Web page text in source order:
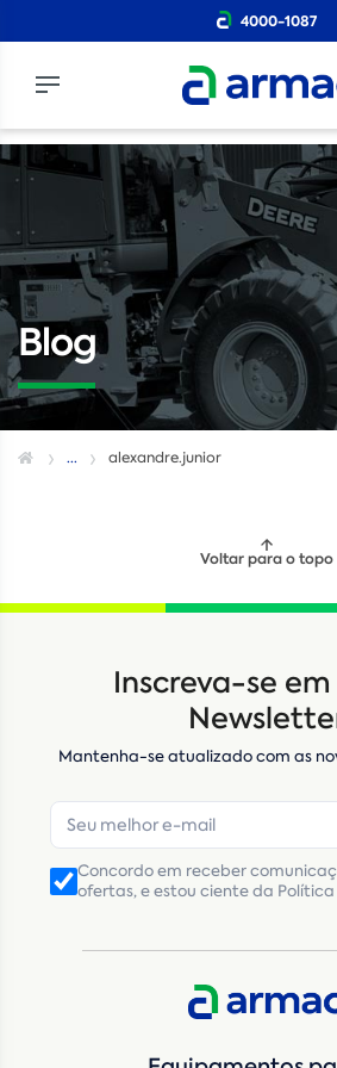
4000-1087
Blog
... alexandre.junior
Voltar para o topo
Inscreva-se em
Mantenha-se atualizado com as
Concordo em receber
ofertas, e estou ciente da